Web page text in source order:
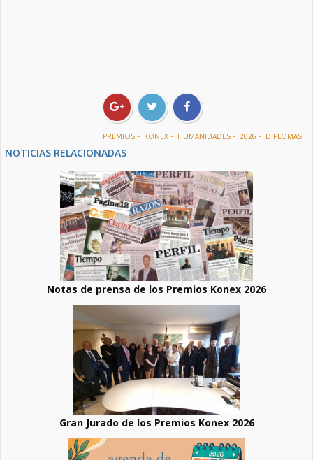
PREMIOS - KONEX - HUMANIDADES - 2026 - DIPLOMAS
NOTICIAS RELACIONADAS
Notas de prensa de los Premios Konex 2026
Gran Jurado de los Premios Konex 2026